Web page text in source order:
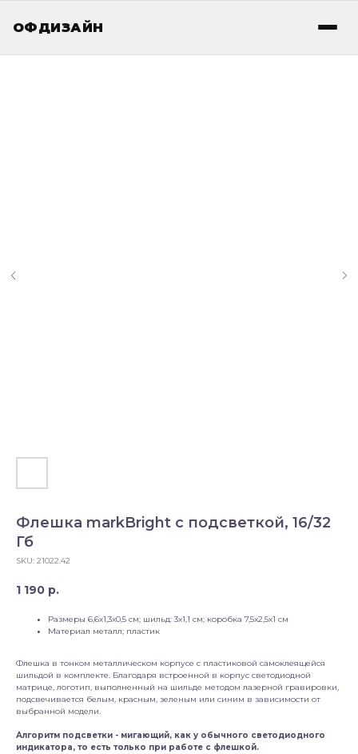
ОФДИЗАЙН
Флешка markBright с подсветкой, 16/32
Гб
SKU: 21022.42
1 190 р.
Размеры 6,6х1,3х0,5 см; шильд: 3х1,1 см; коробка 7,5х2,5х1 см
Материал металл; пластик
Флешка в тонком металлическом корпусе с пластиковой самоклеящейся
шильдой в комплекте. Благодаря встроенной в корпус светодиодной
матрице, логотип, выполненный на шильде методом лазерной гравировки,
подсвечивается белым, красным, зеленым или синим в зависимости от
выбранной модели.
Алгоритм подсветки - мигающий, как у обычного светодиодного
индикатора, то есть только при работе с флешкой.